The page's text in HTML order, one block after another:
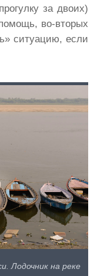
за двоих)
во-вторых
ситуацию, если
Лодочник на реке